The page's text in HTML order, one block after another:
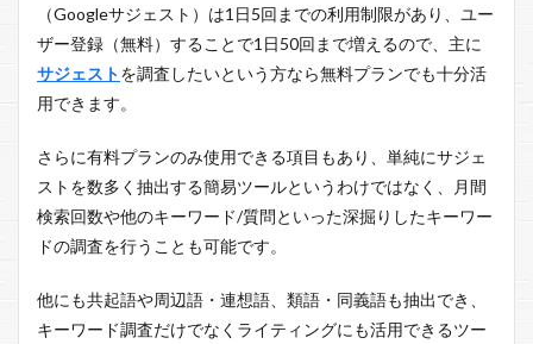
（Googleサジェスト）は1日5回までの利用制限があり、ユー
ザー登録（無料）することで1日50回まで増えるので、主に
サジェストを調査したいという方なら無料プランでも十分活
用できます。
さらに有料プランのみ使用できる項目もあり、単純にサジェ
ストを数多く抽出する簡易ツールというわけではなく、月間
検索回数や他のキーワード/質問といった深掘りしたキーワー
ドの調査を行うことも可能です。
他にも共起語や周辺語・連想語、類語・同義語も抽出でき、
キーワード調査だけでなくライティングにも活用できるツー